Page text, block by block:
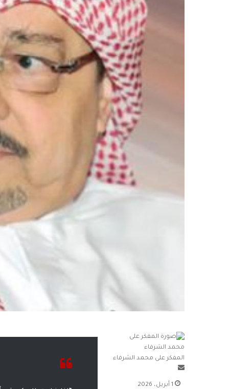
المفكر على محمد الشرفاء
أرسل
بريدا
1 أبريل، 2026